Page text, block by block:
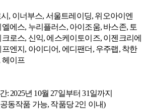
, 이너부스, 서울트레이딩, 위오아이엔
에스, 누리플러스, 아이조움, 바스존, 토
크로스, 신익, 에스케이토이즈, 이젠크리에
엔지 , 아이디어, 에디팬더 , 우주랩, 착한
헤이프
: 2025년 10월 27일부터 31일까지
동작품 가능, 작품당 2인 이내)